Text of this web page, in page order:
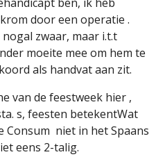
door een operatie .
zwaar, maar i.t.t
moeite mee om hem te
als handvat aan zit.
van de feestweek hier ,
s, feesten betekentWat
Consum niet in het Spaans
eens 2-talig.